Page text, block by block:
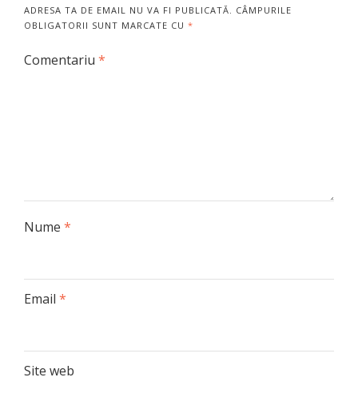
ADRESA TA DE EMAIL NU VA FI PUBLICATĂ. CÂMPURILE
OBLIGATORII SUNT MARCATE CU *
Comentariu *
Nume *
Email *
Site web